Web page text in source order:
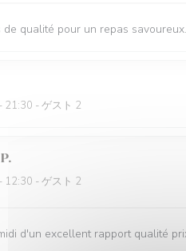
de qualité pour un repas savoureux.
- 21:30 - ゲスト 2
P
- 12:30 - ゲスト 2
d'un excellent rapport qualité